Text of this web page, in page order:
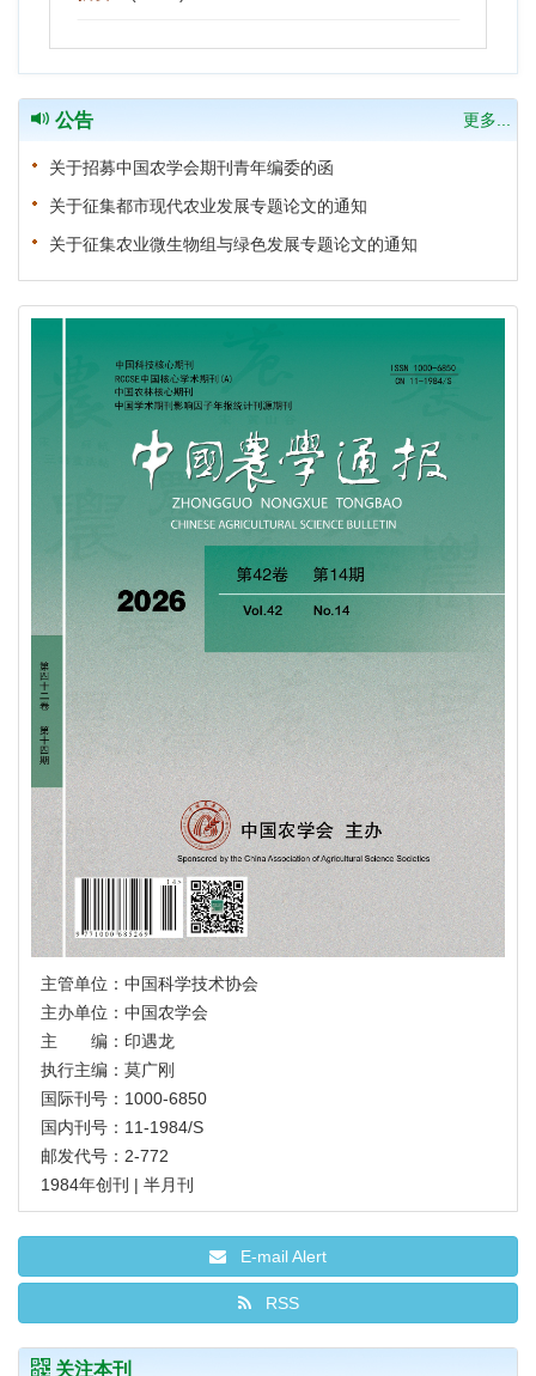
公告 更多...
关于招募中国农学会期刊青年编委的函
关于征集都市现代农业发展专题论文的通知
关于征集农业微生物组与绿色发展专题论文的通知
主管单位：中国科学技术协会
主办单位：中国农学会
主 编：印遇龙
执行主编：莫广刚
国际刊号：1000-6850
国内刊号：11-1984/S
邮发代号：2-772
1984年创刊 | 半月刊
E-mail Alert
RSS
关注本刊